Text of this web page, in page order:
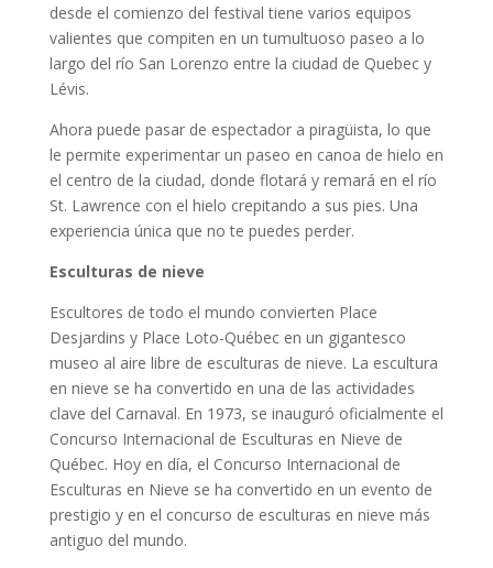
desde el comienzo del festival tiene varios equipos
valientes que compiten en un tumultuoso paseo a lo
largo del río San Lorenzo entre la ciudad de Quebec y
Lévis.
Ahora puede pasar de espectador a piragüista, lo que
le permite experimentar un paseo en canoa de hielo en
el centro de la ciudad, donde flotará y remará en el río
St. Lawrence con el hielo crepitando a sus pies. Una
experiencia única que no te puedes perder.
Esculturas de nieve
Escultores de todo el mundo convierten Place
Desjardins y Place Loto-Québec en un gigantesco
museo al aire libre de esculturas de nieve. La escultura
en nieve se ha convertido en una de las actividades
clave del Carnaval. En 1973, se inauguró oficialmente el
Concurso Internacional de Esculturas en Nieve de
Québec. Hoy en día, el Concurso Internacional de
Esculturas en Nieve se ha convertido en un evento de
prestigio y en el concurso de esculturas en nieve más
antiguo del mundo.